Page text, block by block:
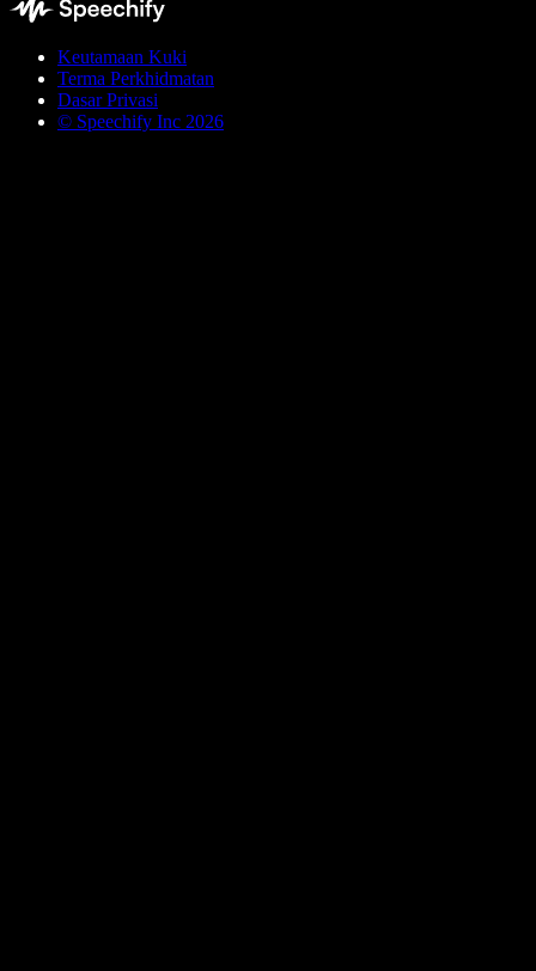
Keutamaan Kuki
Terma Perkhidmatan
Dasar Privasi
© Speechify Inc 2026